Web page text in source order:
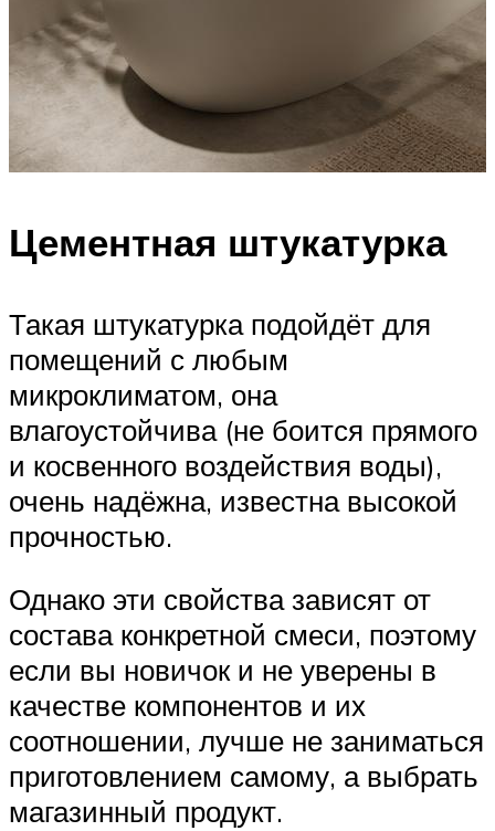
Цементная штукатурка
Такая штукатурка подойдёт для
помещений с любым
микроклиматом, она
влагоустойчива (не боится прямого
и косвенного воздействия воды),
очень надёжна, известна высокой
прочностью.
Однако эти свойства зависят от
состава конкретной смеси, поэтому
если вы новичок и не уверены в
качестве компонентов и их
соотношении, лучше не заниматься
приготовлением самому, а выбрать
магазинный продукт.